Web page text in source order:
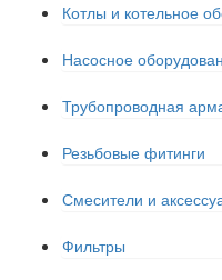
Котлы и котельное
Насосное
Трубопроводная
Резьбовые фитинги
Смесители и
Фильтры